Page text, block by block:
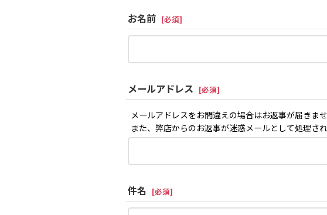
お名前 [必須]
メールアドレス [必須]
メールアドレスをお間違えの場合はお返事が届きま
また、弊店からのお返事が迷惑メールとして処理さ
件名 [必須]